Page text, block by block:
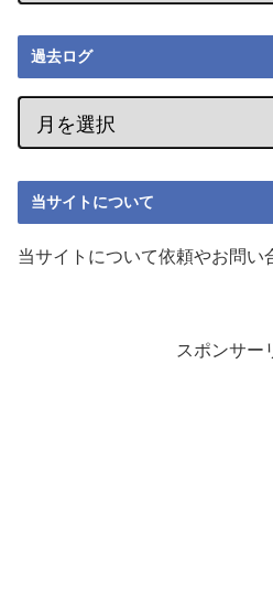
過去ログ
当サイトについて
当サイトについて依頼やお問い
スポンサー